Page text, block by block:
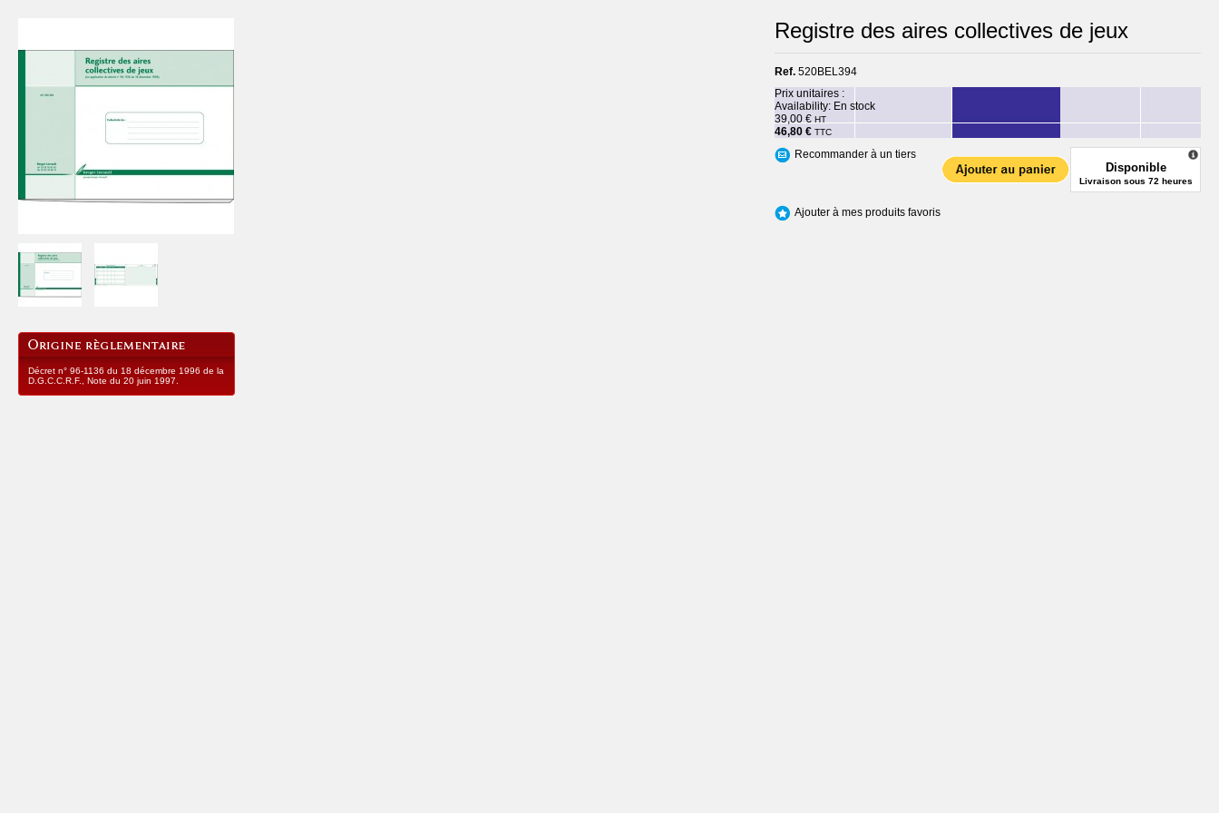
Décret n° 96-1136 du 18 décembre 1996 de la
D.G.C.C.R.F., Note du 20 juin 1997.
Registre des aires collectives de jeux
Ref. 520BEL394
Prix unitaires :
Availability: En stock
39,00 € HT
46,80 € TTC
Disponible
Livraison sous 72 heures
Recommander à un tiers
Ajouter à mes produits favoris